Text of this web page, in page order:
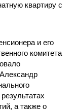
квартиру с
и его
комитета
а также о